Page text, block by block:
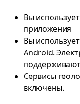
Вы
приложения
Вы
Android.
Сервисы
включены.